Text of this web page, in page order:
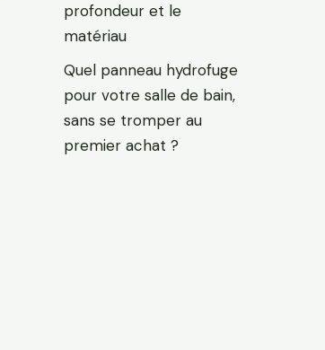
profondeur et le
matériau
Quel panneau hydrofuge
pour votre salle de bain,
sans se tromper au
premier achat ?